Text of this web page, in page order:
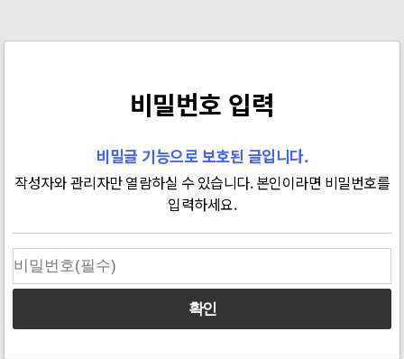
비밀번호 입력
비밀글 기능으로 보호된 글입니다.
작성자와 관리자만 열람하실 수 있습니다. 본인이라면 비밀번호를
입력하세요.